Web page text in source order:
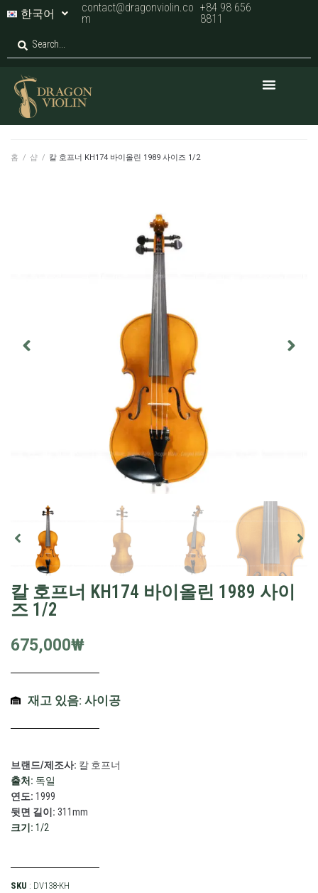
한국어
contact@dragonviolin.co
m
+84 98 656
8811
홈 / 샵 / 칼 호프너 KH174 바이올린 1989 사이즈 1/2
칼 호프너 KH174 바이올린 1989 사이
즈 1/2
675,000₩
재고 있음: 사이공
브랜드/제조사: 칼 호프너
출처: 독일
연도: 1999
뒷면 길이: 311mm
크기: 1/2
SKU : DV138-KH